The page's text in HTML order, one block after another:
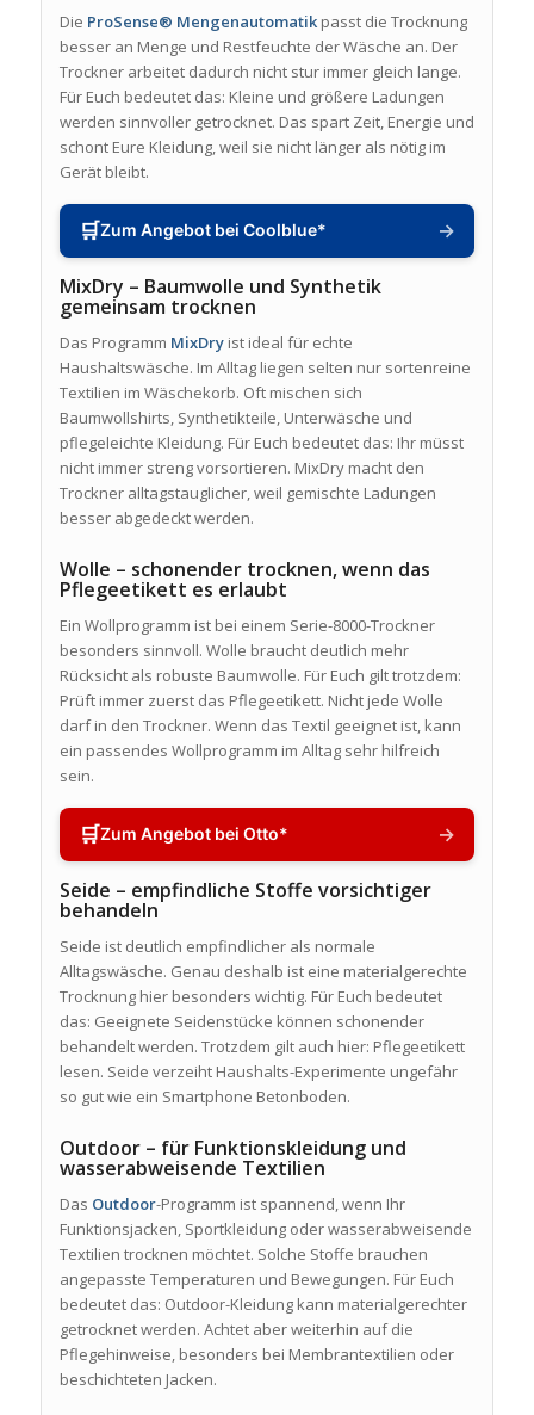
Die ProSense® Mengenautomatikpasst die Trocknung
besser an Menge und Restfeuchte der Wäsche an. Der
Trockner arbeitet dadurch nicht stur immer gleich lange.
Für Euch bedeutet das: Kleine und größere Ladungen
werden sinnvoller getrocknet. Das spart Zeit, Energie und
schont Eure Kleidung, weil sie nicht länger als nötig im
Gerät bleibt.
🛒Zum Angebot bei Coolblue* →
MixDry – Baumwolle und Synthetik
gemeinsam trocknen
Das Programm MixDryist ideal für echte
Haushaltswäsche. Im Alltag liegen selten nur sortenreine
Textilien im Wäschekorb. Oft mischen sich
Baumwollshirts, Synthetikteile, Unterwäsche und
pflegeleichte Kleidung. Für Euch bedeutet das: Ihr müsst
nicht immer streng vorsortieren. MixDry macht den
Trockner alltagstauglicher, weil gemischte Ladungen
besser abgedeckt werden.
Wolle – schonender trocknen, wenn das
Pflegeetikett es erlaubt
Ein Wollprogramm ist bei einem Serie-8000-Trockner
besonders sinnvoll. Wolle braucht deutlich mehr
Rücksicht als robuste Baumwolle. Für Euch gilt trotzdem:
Prüft immer zuerst das Pflegeetikett. Nicht jede Wolle
darf in den Trockner. Wenn das Textil geeignet ist, kann
ein passendes Wollprogramm im Alltag sehr hilfreich
sein.
🛒Zum Angebot bei Otto* →
Seide – empfindliche Stoffe vorsichtiger
behandeln
Seide ist deutlich empfindlicher als normale
Alltagswäsche. Genau deshalb ist eine materialgerechte
Trocknung hier besonders wichtig. Für Euch bedeutet
das: Geeignete Seidenstücke können schonender
behandelt werden. Trotzdem gilt auch hier: Pflegeetikett
lesen. Seide verzeiht Haushalts-Experimente ungefähr
so gut wie ein Smartphone Betonboden.
Outdoor – für Funktionskleidung und
wasserabweisende Textilien
Das Outdoor-Programm ist spannend, wenn Ihr
Funktionsjacken, Sportkleidung oder wasserabweisende
Textilien trocknen möchtet. Solche Stoffe brauchen
angepasste Temperaturen und Bewegungen. Für Euch
bedeutet das: Outdoor-Kleidung kann materialgerechter
getrocknet werden. Achtet aber weiterhin auf die
Pflegehinweise, besonders bei Membrantextilien oder
beschichteten Jacken.